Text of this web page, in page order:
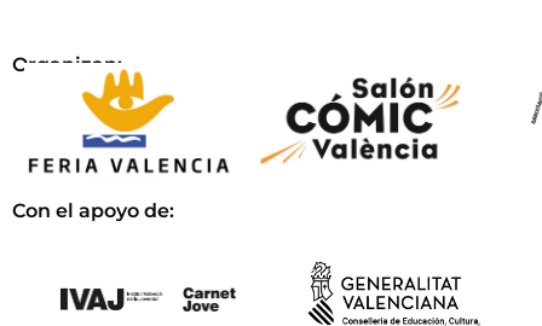
Organizan:
Con el apoyo de: